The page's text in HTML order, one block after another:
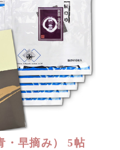
・早摘み） 5帖